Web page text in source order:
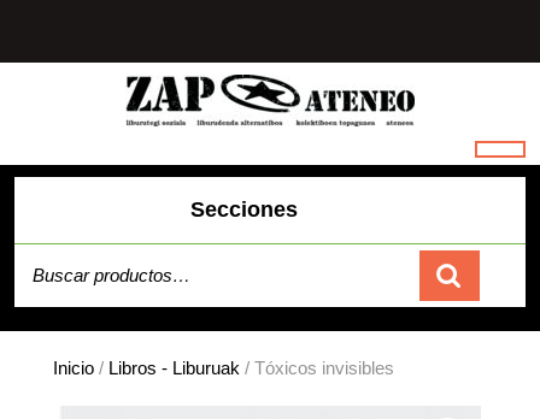
contenido
Secciones
Carrito
Inicio / Libros - Liburuak / Tóxicos invisibles